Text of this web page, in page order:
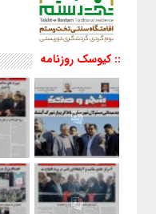
:: کیوسک روزنامه